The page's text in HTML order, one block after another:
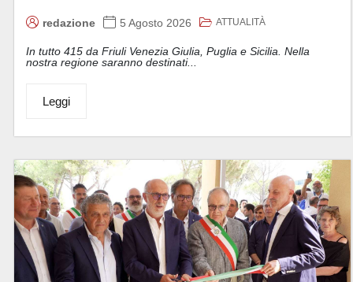
redazione 5 Agosto 2026 ATTUALITÀ
In tutto 415 da Friuli Venezia Giulia, Puglia e Sicilia. Nella
nostra regione saranno destinati...
Leggi